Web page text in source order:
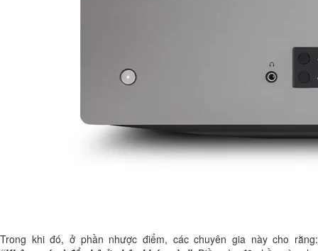
Trong khi đó, ở phần nhược điểm, các chuyên gia này cho rằng: